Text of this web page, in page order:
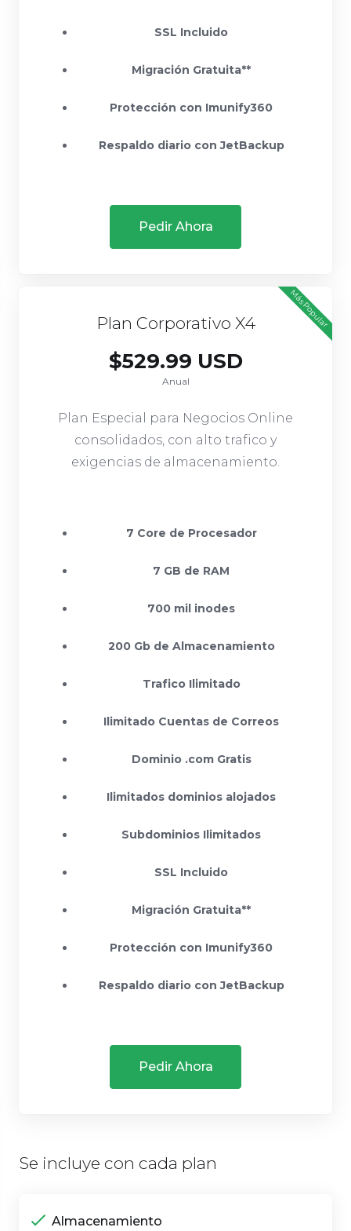
SSL Incluido
Migración Gratuita**
Protección con Imunify360
Respaldo diario con JetBackup
Pedir Ahora
Más Popular
Plan Corporativo X4
$529.99 USD
Anual
Plan Especial para Negocios Online
consolidados, con alto trafico y
exigencias de almacenamiento.
7 Core de Procesador
7 GB de RAM
700 mil inodes
200 Gb de Almacenamiento
Trafico Ilimitado
Ilimitado Cuentas de Correos
Dominio .com Gratis
Ilimitados dominios alojados
Subdominios Ilimitados
SSL Incluido
Migración Gratuita**
Protección con Imunify360
Respaldo diario con JetBackup
Pedir Ahora
Se incluye con cada plan
Almacenamiento